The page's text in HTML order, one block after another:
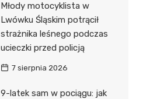
Młody motocyklista w
Lwówku Śląskim potrącił
strażnika leśnego podczas
ucieczki przed policją
7 sierpnia 2026
9-latek sam w pociągu: jak